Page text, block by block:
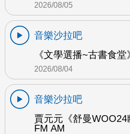
2026/08/05
音樂沙拉吧
《文學選播~古書食
2026/08/04
音樂沙拉吧
賈元元《舒曼WOO24
FM AM